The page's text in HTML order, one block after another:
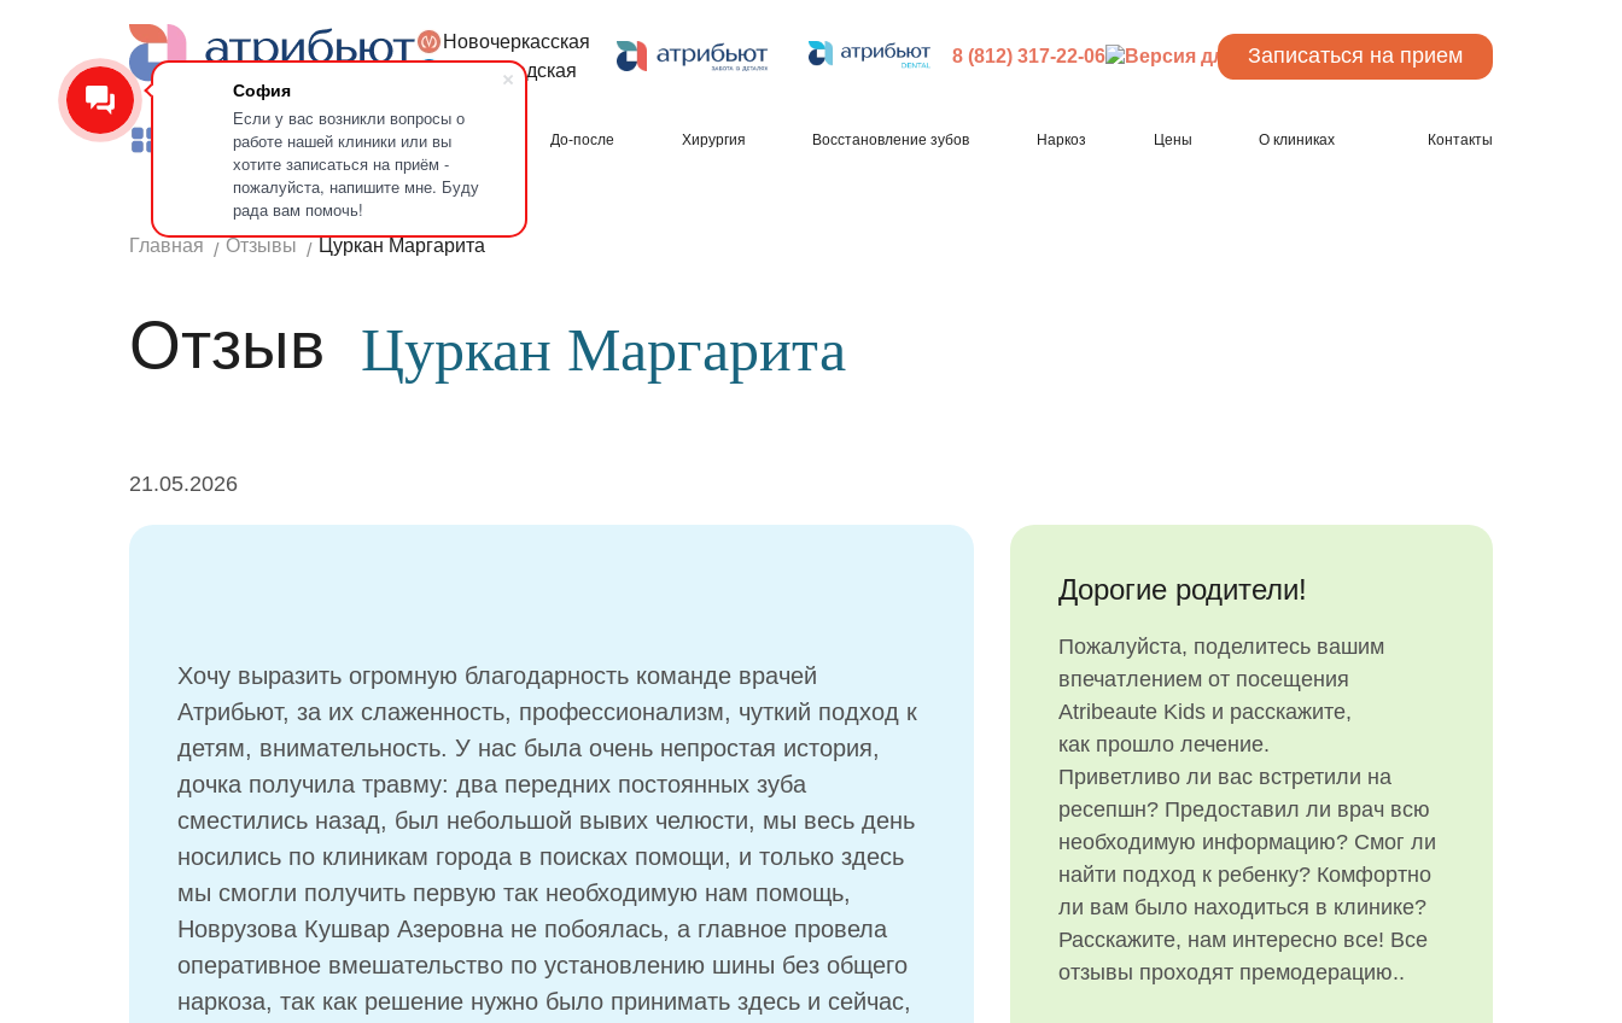
София
Если у вас возникли вопросы о
работе нашей клиники или вы
хотите записаться на приём -
пожалуйста, напишите мне. Буду
рада вам помочь!
Версия для слабовидящих
Новочеркасская
Петроградская
8 (812) 317-22-06 Записаться на прием
Врачи Лечение зубов До-после Хирургия Восстановление зубов Наркоз Цены О клиниках Контакты
Главная Отзывы Цуркан Маргарита
Отзыв Цуркан Маргарита
21.05.2026
Хочу выразить огромную благодарность команде врачей
Атрибьют, за их слаженность, профессионализм, чуткий подход к
детям, внимательность. У нас была очень непростая история,
дочка получила травму: два передних постоянных зуба
сместились назад, был небольшой вывих челюсти, мы весь день
носились по клиникам города в поисках помощи, и только здесь
мы смогли получить первую так необходимую нам помощь,
Новрузова Кушвар Азеровна не побоялась, а главное провела
оперативное вмешательство по установлению шины без общего
наркоза, так как решение нужно было принимать здесь и сейчас,
Дорогие родители!
Пожалуйста, поделитесь вашим
впечатлением от посещения
Atribeaute Kids и расскажите,
как прошло лечение.
Приветливо ли вас встретили на
ресепшн? Предоставил ли врач всю
необходимую информацию? Смог ли
найти подход к ребенку? Комфортно
ли вам было находиться в клинике?
Расскажите, нам интересно все! Все
отзывы проходят премодерацию..